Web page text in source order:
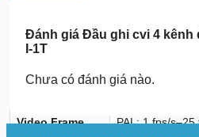
Encoding
Capacity
fps); D1@
Video Frame
PAL: 1 fps/s–25
Đánh giáĐầu ghi cvi 4 kênh
I-1T
Chưa có đánh giá nào.